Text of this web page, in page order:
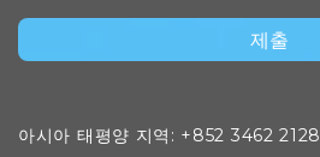
아시아 태평양 지역: +852 3462 2128